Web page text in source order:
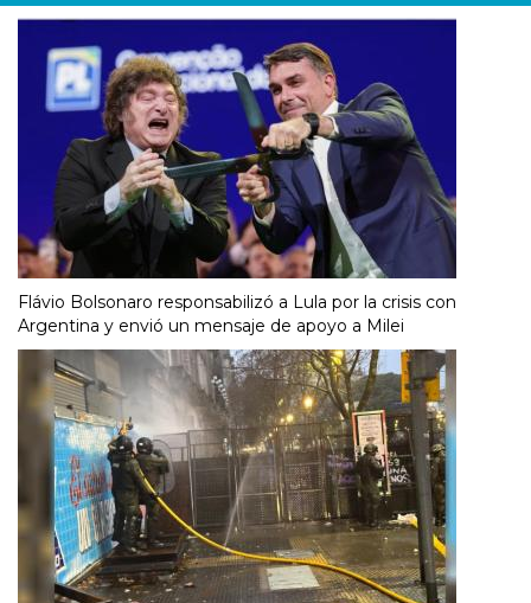
Flávio Bolsonaro responsabilizó a Lula por la crisis con
Argentina y envió un mensaje de apoyo a Milei